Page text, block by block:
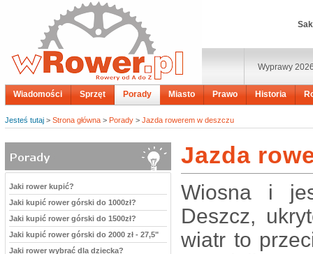
Wyprawy
Wiadomości Sprzęt Porady Miasto Prawo Historia
Jesteś tutaj > Strona główna > Porady > Jazda rowerem w deszczu
Jaki rower kupić?
Jaki kupić rower górski do 1000zł?
Jaki kupić rower górski do 1500zł?
Jaki kupić rower górski do 2000 zł - 27,5"
Jaki rower wybrać dla dziecka?
Jazda
Wiosna i
Deszcz,
wiatr to